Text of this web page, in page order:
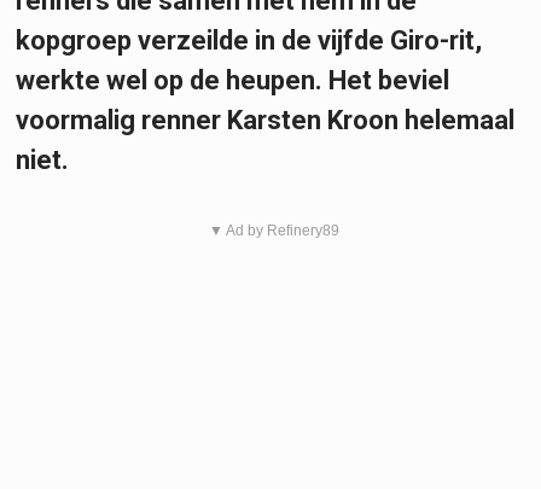
kopgroep verzeilde in de vijfde Giro-rit,
werkte wel op de heupen. Het beviel
voormalig renner Karsten Kroon helemaal
niet.
▼ Ad by Refinery89